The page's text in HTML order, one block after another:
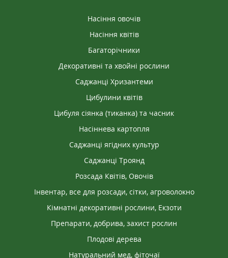
Насіння овочів
Насіння квітів
Багаторічники
Декоративні та хвойні рослини
Саджанці Хризантеми
Цибулини квітів
Цибуля сіянка (тиканка) та часник
Насіннева картопля
Саджанці ягідних культур
Саджанці Троянд
Розсада Квітів, Овочів
Інвентар, все для розсади, сітки, агроволокно
Кімнатні декоративні рослини, Екзоти
Препарати, добрива, захист рослин
Плодові дерева
Натуральний мед, фіточаї